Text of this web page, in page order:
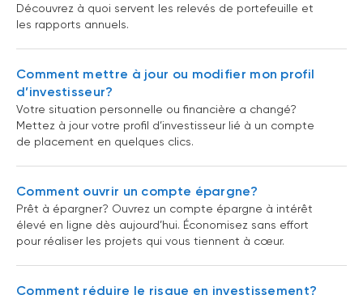
Découvrez à quoi servent les relevés de portefeuille et
les rapports annuels.
Comment mettre à jour ou modifier mon profil
d’investisseur?
Votre situation personnelle ou financière a changé?
Mettez à jour votre profil d’investisseur lié à un compte
de placement en quelques clics.
Comment ouvrir un compte épargne?
Prêt à épargner? Ouvrez un compte épargne à intérêt
élevé en ligne dès aujourd’hui. Économisez sans effort
pour réaliser les projets qui vous tiennent à cœur.
Comment réduire le risque en investissement?